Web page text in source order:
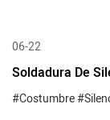
06-22
Soldadura De
#Costumbre